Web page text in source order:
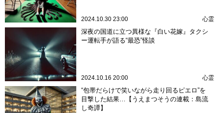
2024.10.30 23:00 心霊
深夜の国道に立つ異様な『白い花嫁』タクシ
ー運転手が語る“最恐”怪談
2024.10.16 20:00 心霊
“包帯だらけで笑いながら走り回るピエロ”を
目撃した結果…【うえまつそうの連載：島流
し奇譚】